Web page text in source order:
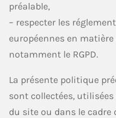
préalable,
– respecter les
européennes en
notamment le RGPD.
La présente politique
sont collectées,
du site ou dans le cadre